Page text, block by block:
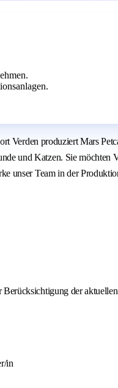
Verden produziert
und Katzen. Sie möchten
unser Team in der
Berücksichtigung der
in